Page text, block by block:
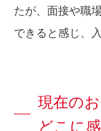
たが、面接や職
できると感じ、
現在の
どこに